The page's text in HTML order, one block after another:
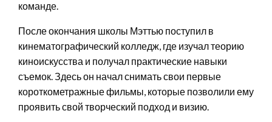
команде.
После окончания школы Мэттью поступил в
кинематографический колледж, где изучал теорию
киноискусства и получал практические навыки
съемок. Здесь он начал снимать свои первые
короткометражные фильмы, которые позволили ему
проявить свой творческий подход и визию.